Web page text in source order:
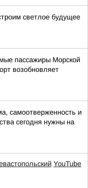
светлое будущее
пассажиры Морской
возобновляет
самоотверженность и
сегодня нужны на
YouTube